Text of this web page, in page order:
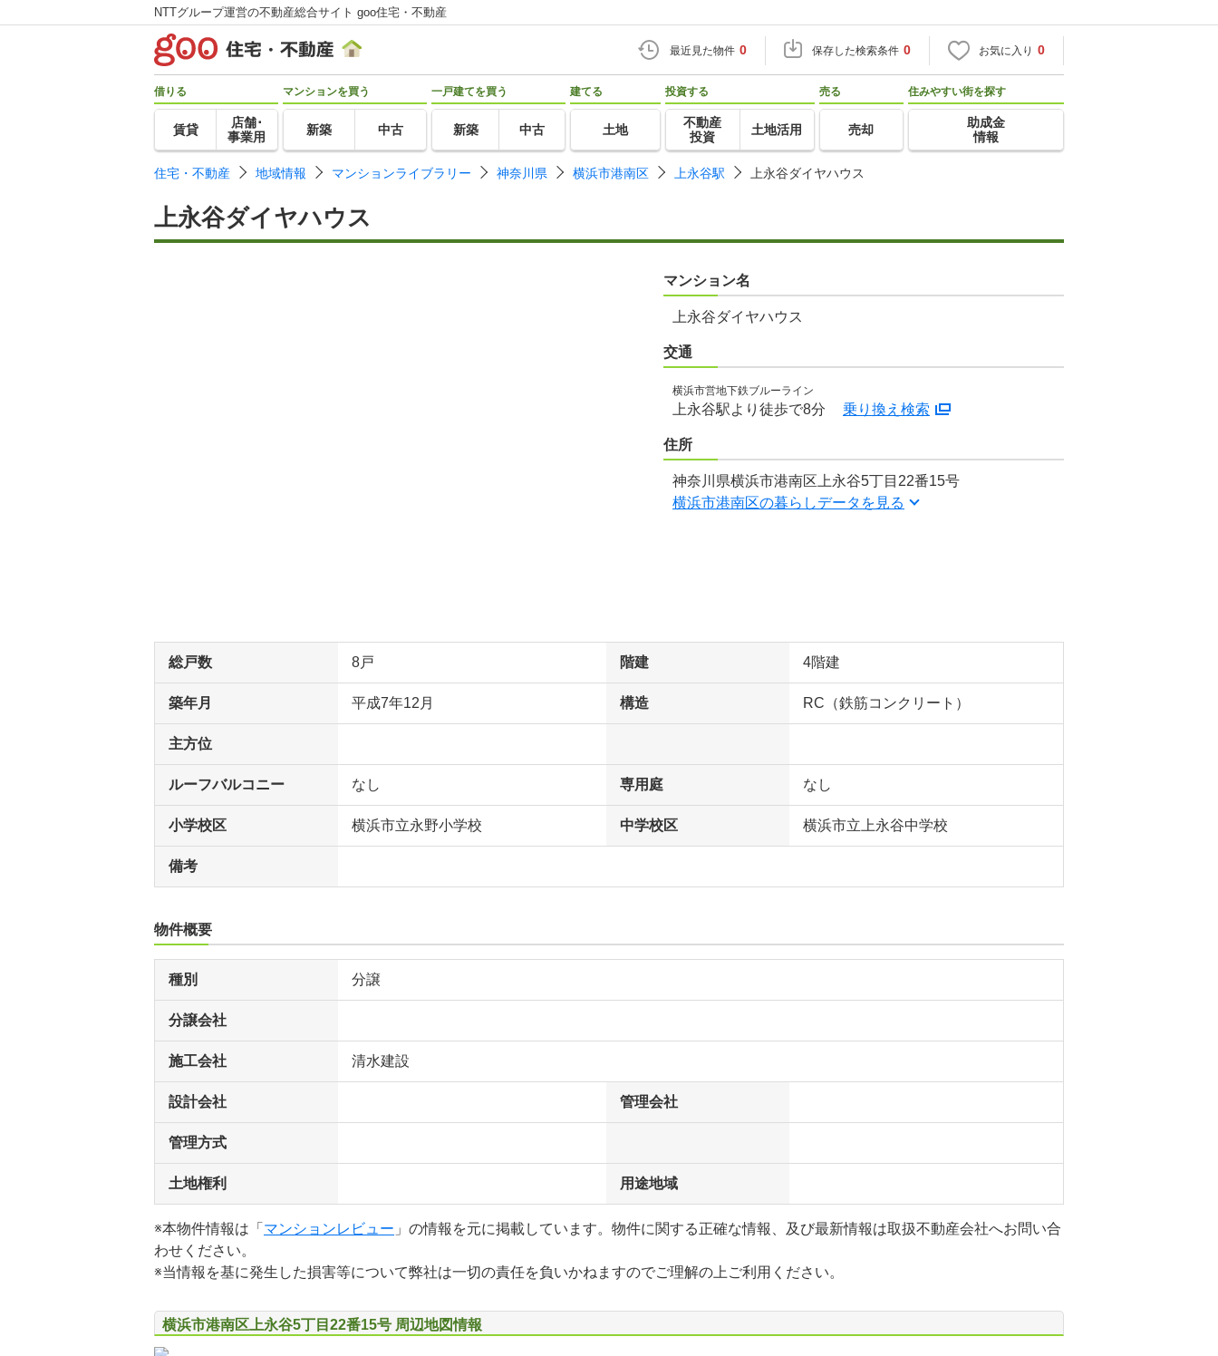
NTTグループ運営の不動産総合サイト goo住宅・不動産
最近見た物件 0 保存した検索条件 0 お気に入り 0
借りる
賃貸
店舗･
事業用
マンションを買う
新築 中古
一戸建てを買う
新築 中古
建てる
土地
投資する
不動産
投資
土地活用
売る
売却
住みやすい街を探す
助成金
情報
住宅・不動産 地域情報 マンションライブラリー 神奈川県 横浜市港南区 上永谷駅 上永谷ダイヤハウス
上永谷ダイヤハウス
マンション名
上永谷ダイヤハウス
交通
横浜市営地下鉄ブルーライン
上永谷駅より徒歩で8分 乗り換え検索
住所
神奈川県横浜市港南区上永谷5丁目22番15号
横浜市港南区の暮らしデータを見る
総戸数 8戸 階建 4階建
築年月 平成7年12月 構造 RC（鉄筋コンクリート）
主方位
ルーフバルコニー なし 専用庭 なし
小学校区 横浜市立永野小学校 中学校区 横浜市立上永谷中学校
備考
物件概要
種別 分譲
分譲会社
施工会社 清水建設
設計会社 管理会社
管理方式
土地権利 用途地域
※本物件情報は「 マンションレビュー 」の情報を元に掲載しています。物件に関する正確な情報、及び最新情報は取扱不動産会社へお問い合
わせください。
※当情報を基に発生した損害等について弊社は一切の責任を負いかねますのでご理解の上ご利用ください。
横浜市港南区上永谷5丁目22番15号 周辺地図情報